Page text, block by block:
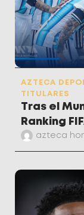
AZTECA
TITULARES
Tras el
Ranking
azteca